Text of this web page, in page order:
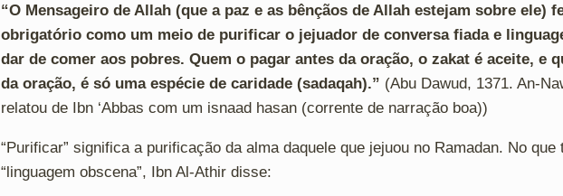
“O Mensageiro de Allah (que a paz e as bênçãos de Allah estejam sobre ele)
obrigatório como um meio de purificar o jejuador de conversa fiada e
dar de comer aos pobres. Quem o pagar antes da oração, o zakat é aceite, e
da oração, é só uma espécie de caridade (sadaqah).” (Abu Dawud, 1371. An-
relatou de Ibn ‘Abbas com um isnaad hasan (corrente de narração boa))
“Purificar” significa a purificação da alma daquele que jejuou no Ramadan. No
“linguagem obscena”, Ibn Al-Athir disse: